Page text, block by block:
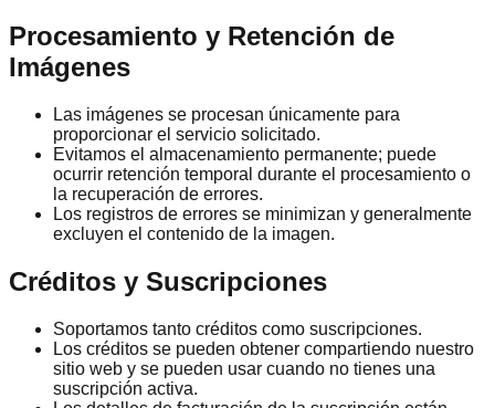
Procesamiento y Retención de
Imágenes
Las imágenes se procesan únicamente para
proporcionar el servicio solicitado.
Evitamos el almacenamiento permanente; puede
ocurrir retención temporal durante el procesamiento o
la recuperación de errores.
Los registros de errores se minimizan y generalmente
excluyen el contenido de la imagen.
Créditos y Suscripciones
Soportamos tanto créditos como suscripciones.
Los créditos se pueden obtener compartiendo nuestro
sitio web y se pueden usar cuando no tienes una
suscripción activa.